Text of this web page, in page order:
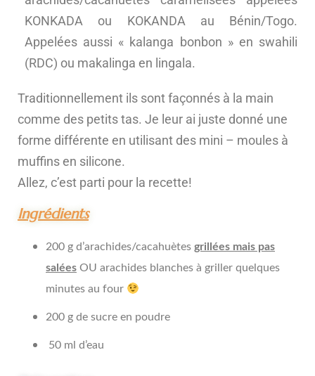
KONKADA ou KOKANDA au Bénin/Togo.
Appelées aussi « kalanga bonbon » en swahili
(RDC) ou makalinga en lingala.
Traditionnellement ils sont façonnés à la main
comme des petits tas. Je leur ai juste donné une
forme différente en utilisant des mini – moules à
muffins en silicone.
Allez, c’est parti pour la recette!
Ingrédients
200 g d’arachides/cacahuètes grillées mais pas
salées OU arachides blanches à griller quelques
minutes au four
200 g de sucre en poudre
50 ml d’eau